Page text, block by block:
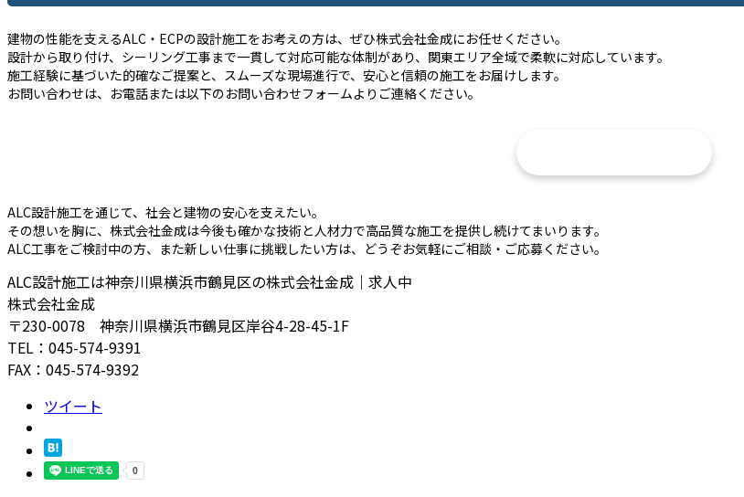
建物の性能を支えるALC・ECPの設計施工をお考えの方は、ぜひ株式会社金成にお任せください。
設計から取り付け、シーリング工事まで一貫して対応可能な体制があり、関東エリア全域で柔軟に対応しています。
施工経験に基づいた的確なご提案と、スムーズな現場進行で、安心と信頼の施工をお届けします。
お問い合わせは、お電話または以下のお問い合わせフォームよりご連絡ください。
ALC設計施工を通じて、社会と建物の安心を支えたい。
その想いを胸に、株式会社金成は今後も確かな技術と人材力で高品質な施工を提供し続けてまいります。
ALC工事をご検討中の方、また新しい仕事に挑戦したい方は、どうぞお気軽にご相談・ご応募ください。
ALC設計施工は神奈川県横浜市鶴見区の株式会社金成｜求人中
株式会社金成
〒230-0078 神奈川県横浜市鶴見区岸谷4-28-45-1F
TEL：045-574-9391
FAX：045-574-9392
ツイート